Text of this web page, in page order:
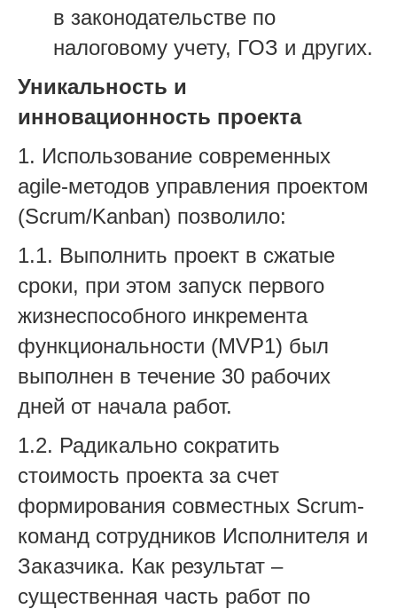
в законодательстве по
налоговому учету, ГОЗ и других.
Уникальность и
инновационность проекта
1. Использование современных
agile-методов управления проектом
(Scrum/Kanban) позволило:
1.1. Выполнить проект в сжатые
сроки, при этом запуск первого
жизнеспособного инкремента
функциональности (MVP1) был
выполнен в течение 30 рабочих
дней от начала работ.
1.2. Радикально сократить
стоимость проекта за счет
формирования совместных Scrum-
команд сотрудников Исполнителя и
Заказчика. Как результат –
существенная часть работ по